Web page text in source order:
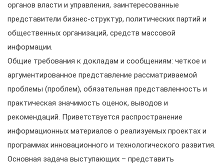
органов власти и управления, заинтересованные
представители бизнес-структур, политических партий и
общественных организаций, средств массовой
информации.
Общие требования к докладам и сообщениям: четкое и
аргументированное представление рассматриваемой
проблемы (проблем), обязательная представленность и
практическая значимость оценок, выводов и
рекомендаций. Приветствуется распространение
информационных материалов о реализуемых проектах и
программах инновационного и технологического развития.
Основная задача выступающих – представить